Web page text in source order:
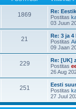
1869
Re:
Postitas
03 Juun
21
Re: 3 ja
Postitas
09 Jaan
229
Re: [UK]
Postitas
26 Aug
251
Eesti
Postitas
27 Juul